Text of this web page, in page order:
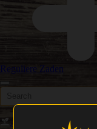
Reguliere Zaden
Autoflower Zaden